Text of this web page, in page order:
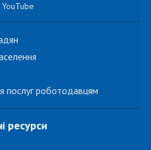
YouTube
послуг роботодавцям
ресурси